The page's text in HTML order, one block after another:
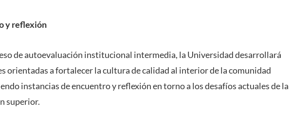
y reflexión
de autoevaluación institucional intermedia, la Universidad desarrollará
orientadas a fortalecer la cultura de calidad al interior de la comunidad
instancias de encuentro y reflexión en torno a los desafíos actuales de la
superior.